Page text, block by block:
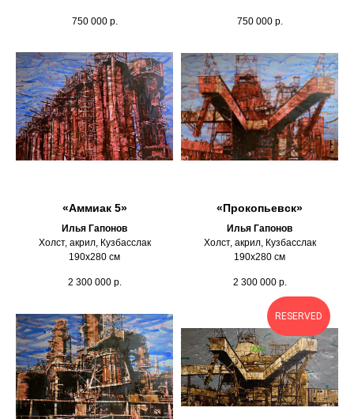
750 000 р. 750 000 р.
«Аммиак 5»
Илья Гапонов
Холст, акрил, Кузбасслак
190х280 см
2 300 000 р.
«Прокопьевск»
Илья Гапонов
Холст, акрил, Кузбасслак
190х280 см
2 300 000 р.
RESERVED